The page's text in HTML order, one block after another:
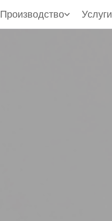
Производство Услуги